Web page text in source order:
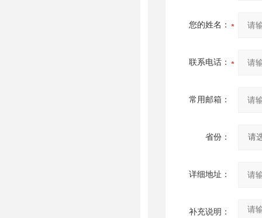
您的姓名：
联系电话：
常用邮箱：
省份：
详细地址：
补充说明：